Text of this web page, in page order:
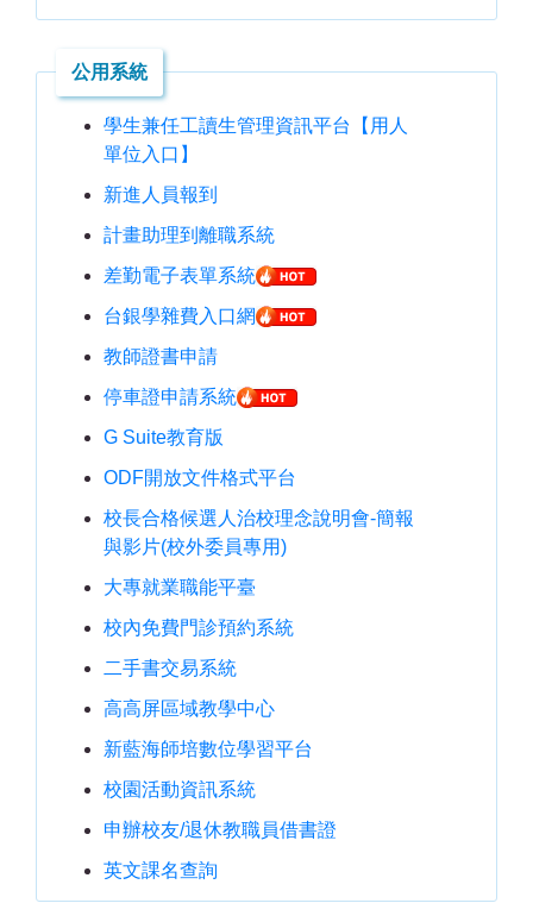
公用系統
學生兼任工讀生管理資訊平台【用人
單位入口】
新進人員報到
計畫助理到離職系統
差勤電子表單系統
台銀學雜費入口網
教師證書申請
停車證申請系統
G Suite教育版
ODF開放文件格式平台
校長合格候選人治校理念說明會-簡報
與影片(校外委員專用)
大專就業職能平臺
校內免費門診預約系統
二手書交易系統
高高屏區域教學中心
新藍海師培數位學習平台
校園活動資訊系統
申辦校友/退休教職員借書證
英文課名查詢